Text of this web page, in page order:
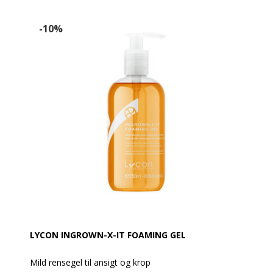
-10%
LYCON INGROWN-X-IT FOAMING GEL
Mild rensegel til ansigt og krop